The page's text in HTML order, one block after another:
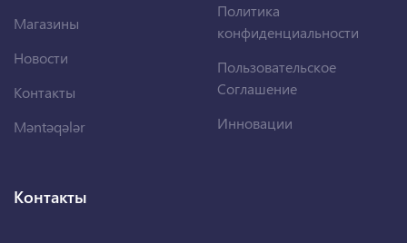
Магазины
Новости
Контакты
Məntəqələr
Политика
конфиденциальности
Пользовательское
Соглашение
Инновации
Контакты